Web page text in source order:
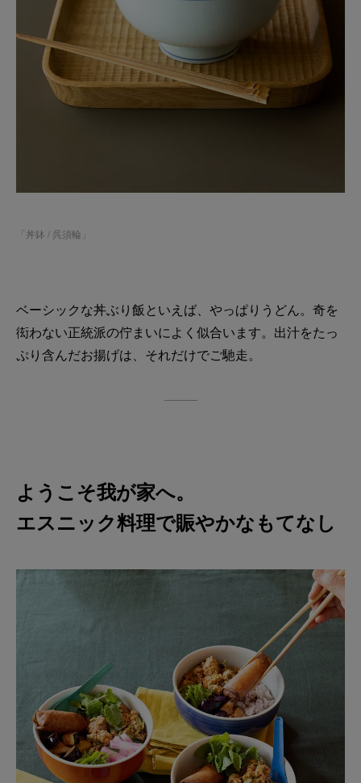
「 丼鉢 / 呉須輪
ベーシックな丼ぶり飯といえば、やっぱりうどん。奇を
衒わない正統派の佇まいによく似合います。出汁をたっ
ぷり含んだお揚げは、それだけでご馳走。
ようこそ我が家へ。
エスニック料理で賑やかなもてなし